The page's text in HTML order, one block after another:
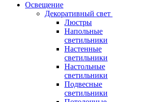
Освещение
Декоративный свет
Люстры
Напольные
светильники
Настенные
светильники
Настольные
светильники
Подвесные
светильники